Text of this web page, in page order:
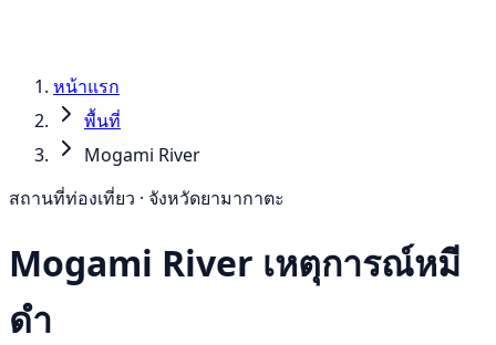
หน้าแรก
พื้นที่
Mogami River
สถานที่ท่องเที่ยว · จังหวัดยามากาตะ
Mogami River เหตุการณ์หมี
ดำ